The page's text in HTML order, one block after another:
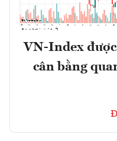
VN-Index
cân bằng